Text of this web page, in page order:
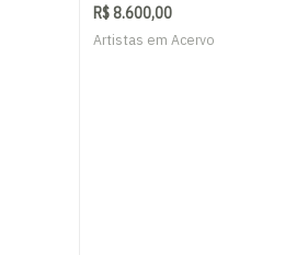
R$8.600,00
Artistas em Acervo